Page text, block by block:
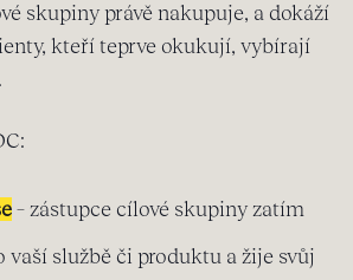
skupiny právě nakupuje, a dokáží
kteří teprve okukují, vybírají
– zástupce cílové skupiny zatím
vaší službě či produktu a žije svůj